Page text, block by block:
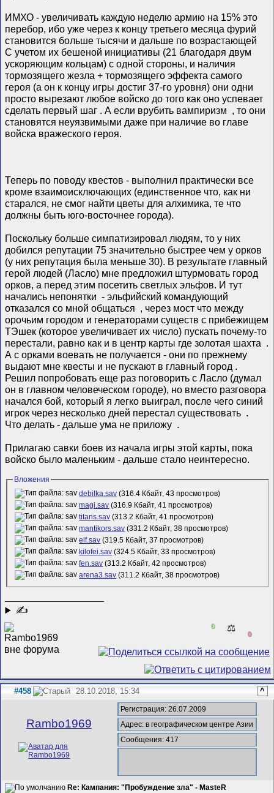
ИМХО - увеличивать каждую неделю армию на 15% это
перебор, ибо уже через к концу третьего месяца фурий
становится больше тысячи и дальше по возрастающей
С учетом их бешеной инициативы (21 благодаря двум
ускоряющим кольцам) с одной стороны, и наличия
тормозящего жезла + тормозящего эффекта самого
героя (а он к концу игры достиг 37-го уровня) они одни
просто вырезают любое войско до того как оно успевает
сделать первый шаг . А если врубить вампиризм , то они
становятся неуязвимыми даже при наличие во главе
войска вражеского героя.
Теперь по поводу квестов - выполнил практически все
кроме взаимоисключающих (единственное что, как ни
старался, не смог найти цветы для алхимика, те что
должны быть юго-восточнее города).
Поскольку больше симпатизировал людям, то у них
добился репутации 75 значительно быстрее чем у орков
(у них репутация была меньше 30). В результате главный
герой людей (Ласло) мне предложил штурмовать город
орков, а перед этим посетить светлых эльфов. И тут
начались непонятки - эльфийский командующий
отказался со мной общаться , через мост что между
орочьим городом и генераторами существ с прибежищем
ТЭшек (которое увеличивает их число) пускать почему-то
перестали, равно как и в центр карты где золотая шахта .
А с орками воевать не получается - они по прежнему
выдают мне квесты и не пускают в главный город .
Решил попробовать еще раз поговорить с Ласло (думал
он в главном человеческом городе), но вместо разговора
начался бой, который я легко выиграл, после чего синий
игрок через несколько дней перестал существовать .
Что делать - дальше ума не приложу .
Прилагаю савки боев из начала игры этой карты, пока
войско было маленьким - дальше стало неинтересно.
Вложения
debilka.sav (316.4 Кбайт, 43 просмотров)
magi.sav (316.9 Кбайт, 41 просмотров)
titans.sav (313.2 Кбайт, 41 просмотров)
mantikors.sav (331.2 Кбайт, 38 просмотров)
elf.sav (319.5 Кбайт, 37 просмотров)
kilofei.sav (324.5 Кбайт, 33 просмотров)
fen.sav (313.2 Кбайт, 42 просмотров)
arena3.sav (311.2 Кбайт, 38 просмотров)
✍
0 ⚖️
0
#458 28.10.2018, 15:34 ^
Rambo1969
Регистрация: 26.07.2009
Адрес: в географическом центре Азии
Сообщения: 417
Re: Кампания: "Пробуждение зла" - MasteR